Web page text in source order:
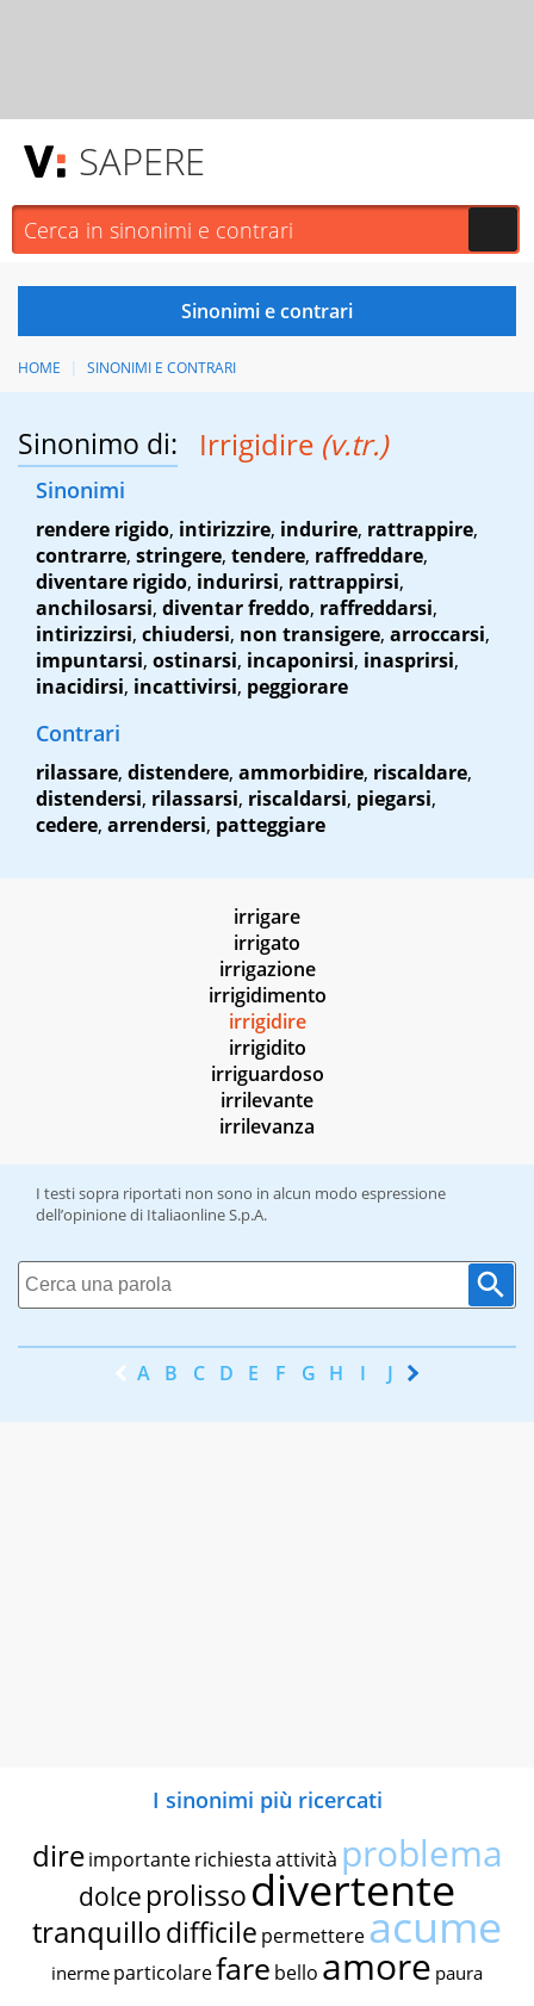
SAPERE
HOME SINONIMI E CONTRARI
Sinonimo di: Irrigidire (v.tr.)
Sinonimi
rendere rigido, intirizzire, indurire, rattrappire,
contrarre, stringere, tendere, raffreddare,
diventare rigido, indurirsi, rattrappirsi,
anchilosarsi, diventar freddo, raffreddarsi,
intirizzirsi, chiudersi, non transigere, arroccarsi,
impuntarsi, ostinarsi, incaponirsi, inasprirsi,
inacidirsi, incattivirsi, peggiorare
Contrari
rilassare, distendere, ammorbidire, riscaldare,
distendersi, rilassarsi, riscaldarsi, piegarsi,
cedere, arrendersi, patteggiare
irrigare
irrigato
irrigazione
irrigidimento
irrigidire
irrigidito
irriguardoso
irrilevante
irrilevanza
I testi sopra riportati non sono in alcun modo espressione
dell’opinione di Italiaonline S.p.A.
A B C D E F G H I J K
I sinonimi più ricercati
dire importante richiestaattività problema
dolce prolissodivertente
tranquillodifficile permettereacume
inerme particolarefare bello amore paura